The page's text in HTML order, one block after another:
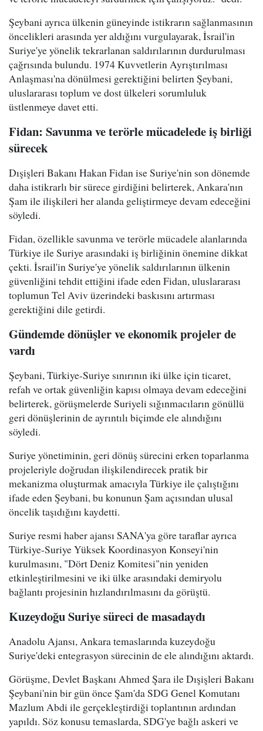
Şeybani ayrıca ülkenin güneyinde istikrarın sağlanmasının
öncelikleri arasında yer aldığını vurgulayarak, İsrail'in
Suriye'ye yönelik tekrarlanan saldırılarının durdurulması
çağrısında bulundu. 1974 Kuvvetlerin Ayrıştırılması
Anlaşması'na dönülmesi gerektiğini belirten Şeybani,
uluslararası toplum ve dost ülkeleri sorumluluk
üstlenmeye davet etti.
Fidan: Savunma ve terörle mücadelede iş birliği
sürecek
Dışişleri Bakanı Hakan Fidan ise Suriye'nin son dönemde
daha istikrarlı bir sürece girdiğini belirterek, Ankara'nın
Şam ile ilişkileri her alanda geliştirmeye devam edeceğini
söyledi.
Fidan, özellikle savunma ve terörle mücadele alanlarında
Türkiye ile Suriye arasındaki iş birliğinin önemine dikkat
çekti. İsrail'in Suriye'ye yönelik saldırılarının ülkenin
güvenliğini tehdit ettiğini ifade eden Fidan, uluslararası
toplumun Tel Aviv üzerindeki baskısını artırması
gerektiğini dile getirdi.
Gündemde dönüşler ve ekonomik projeler de
vardı
Şeybani, Türkiye-Suriye sınırının iki ülke için ticaret,
refah ve ortak güvenliğin kapısı olmaya devam edeceğini
belirterek, görüşmelerde Suriyeli sığınmacıların gönüllü
geri dönüşlerinin de ayrıntılı biçimde ele alındığını
söyledi.
Suriye yönetiminin, geri dönüş sürecini erken toparlanma
projeleriyle doğrudan ilişkilendirecek pratik bir
mekanizma oluşturmak amacıyla Türkiye ile çalıştığını
ifade eden Şeybani, bu konunun Şam açısından ulusal
öncelik taşıdığını kaydetti.
Suriye resmi haber ajansı SANA'ya göre taraflar ayrıca
Türkiye-Suriye Yüksek Koordinasyon Konseyi'nin
kurulmasını, "Dört Deniz Komitesi"nin yeniden
etkinleştirilmesini ve iki ülke arasındaki demiryolu
bağlantı projesinin hızlandırılmasını da görüştü.
Kuzeydoğu Suriye süreci de masadaydı
Anadolu Ajansı, Ankara temaslarında kuzeydoğu
Suriye'deki entegrasyon sürecinin de ele alındığını aktardı.
Görüşme, Devlet Başkanı Ahmed Şara ile Dışişleri Bakanı
Şeybani'nin bir gün önce Şam'da SDG Genel Komutanı
Mazlum Abdi ile gerçekleştirdiği toplantının ardından
yapıldı. Söz konusu temaslarda, SDG'ye bağlı askeri ve